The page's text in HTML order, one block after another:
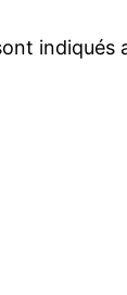
indiqués